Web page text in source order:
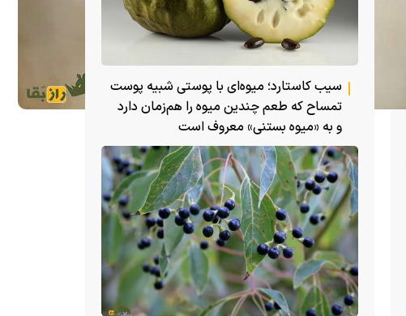
سیب کاستارد؛ میوه‌ای با پوستی شبیه پوست
تمساح که طعم چندین میوه را هم‌زمان دارد
و به «میوه بستنی» معروف است